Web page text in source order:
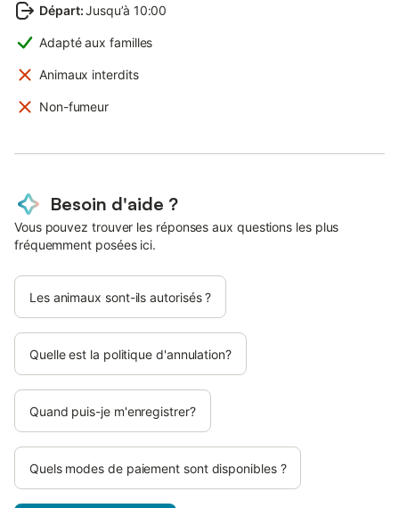
Départ:Jusqu’à 10:00
Adapté aux familles
Animaux interdits
Non-fumeur
Besoin d'aide ?
Vous pouvez trouver les réponses aux questions les plus
fréquemment posées ici.
Les animaux sont-ils autorisés ?
Quelle est la politique d'annulation?
Quand puis-je m'enregistrer?
Quels modes de paiement sont disponibles ?